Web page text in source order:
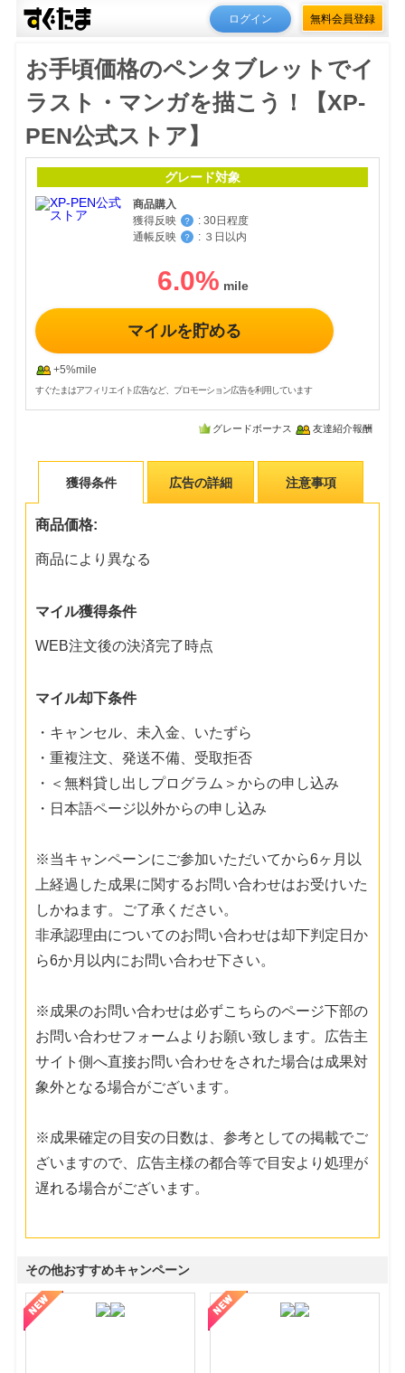
ログイン 無料会員登録
お手頃価格のペンタブレットでイ
ラスト・マンガを描こう！【XP-
PEN公式ストア】
グレード対象
商品購入
獲得反映
？ : 30日程度
通帳反映
？ : ３日以内
6.0%
マイルを貯める
+5%mile
すぐたまはアフィリエイト広告など、プロモーション広告を利用しています
グレードボーナス 友達紹介報酬
獲得条件 広告の詳細 注意事項
商品価格:
商品により異なる
マイル獲得条件
WEB注文後の決済完了時点
マイル却下条件
・キャンセル、未入金、いたずら
・重複注文、発送不備、受取拒否
・＜無料貸し出しプログラム＞からの申し込み
・日本語ページ以外からの申し込み
※当キャンペーンにご参加いただいてから6ヶ月以
上経過した成果に関するお問い合わせはお受けいた
しかねます。ご了承ください。
非承認理由についてのお問い合わせは却下判定日か
ら6か月以内にお問い合わせ下さい。
※成果のお問い合わせは必ずこちらのページ下部の
お問い合わせフォームよりお願い致します。広告主
サイト側へ直接お問い合わせをされた場合は成果対
象外となる場合がございます。
※成果確定の目安の日数は、参考としての掲載でご
ざいますので、広告主様の都合等で目安より処理が
遅れる場合がございます。
その他おすすめキャンペーン